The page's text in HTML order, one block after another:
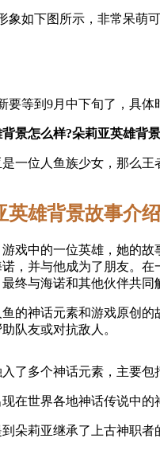
象如下图所示，非常呆萌
要等到9月中下旬了，具体
景怎么样?朵莉亚英雄背
一位人鱼族少女，那么
英雄背景故事介绍
戏中的一位英雄，她的
，并与他成为了朋友。
终与海诺和其他伙伴共同
的神话元素和游戏原创
队友或对抗敌人。
了多个神话元素，主要包
在世界各地神话传说中
朵莉亚继承了上古神职